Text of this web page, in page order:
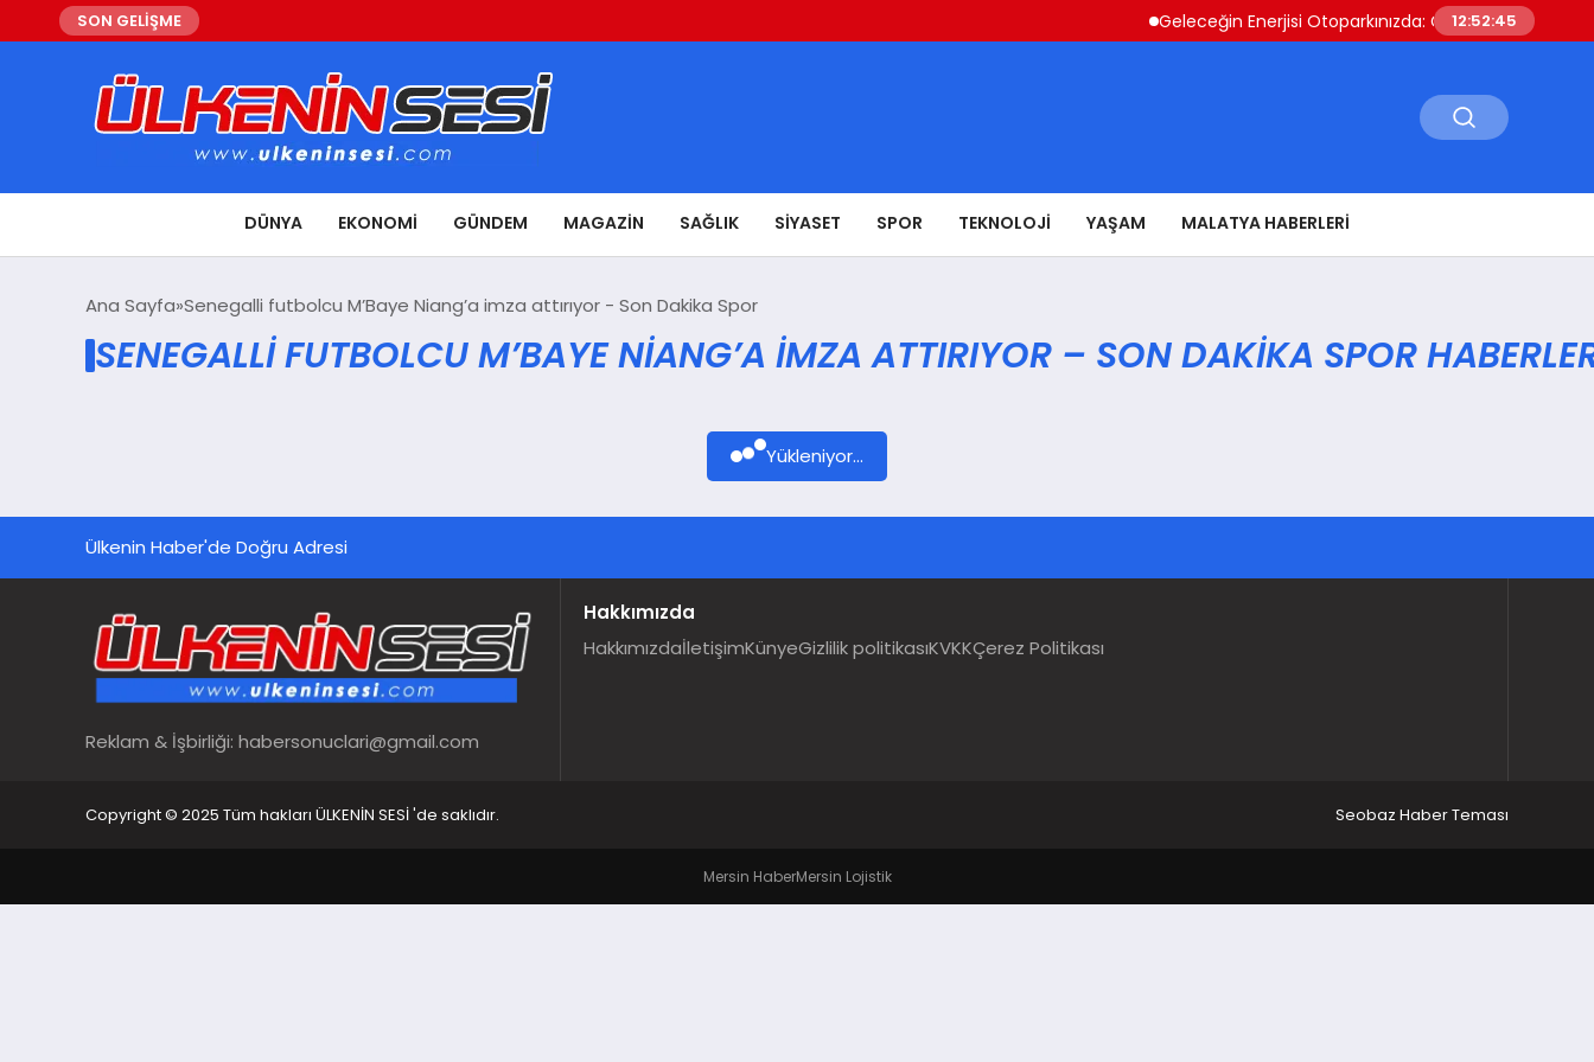
SON GELİŞME Geleceğin Enerjisi Otoparkınızda: Güneş Enerjili
12:52:45
DÜNYA EKONOMI GÜNDEM MAGAZIN SAĞLIK SIYASET SPOR TEKNOLOJI YAŞAM MALATYA HABERLERI
Ana Sayfa Senegalli futbolcu M’Baye Niang’a imza attırıyor - Son Dakika Spor
SENEGALLI FUTBOLCU M’BAYE NIANG’A IMZA ATTIRIYOR – SON DAKIKA SPOR
Yükleniyor...
Ülkenin Haber'de Doğru Adresi
Reklam & İşbirliği: habersonuclari@gmail.com
Hakkımızda
HakkımızdaİletişimKünyeGizlilik politikasıKVKKÇerez Politikası
Copyright © 2025 Tüm hakları ÜLKENİN SESİ 'de saklıdır. Seobaz Haber Teması
Mersin HaberMersin Lojistik